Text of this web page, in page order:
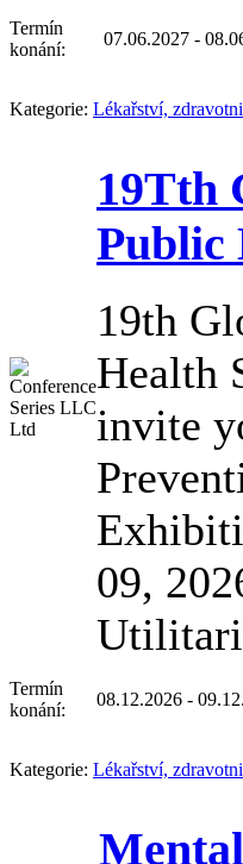
Termín
konání:
07.06.2027 -
Kategorie: Lékařství,
19Tth
Public
19th
Health
invite
09,
Termín
konání:
08.12.2026 -
Kategorie: Lékařství,